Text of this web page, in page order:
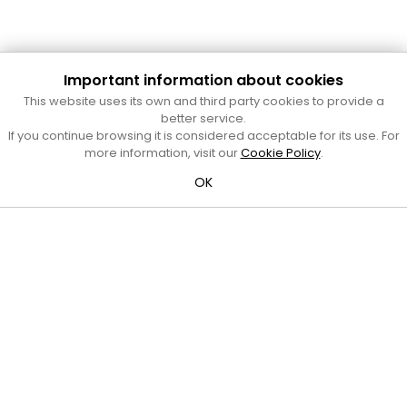
Cultura Mataró
Ajuntament de Mataró
C. de Sant Josep, 9 (Mataró, 08302)
Horari d'obertura: dilluns, dimecres i divendres de 10 a 13 h.
al telèfon al 93 758 23 61
Bústia ciutadana
Important information about cookies
This website uses its own and third party cookies to provide a
better service.
If you continue browsing it is considered acceptable for its use. For
more information, visit ourCookie Policy.
OK